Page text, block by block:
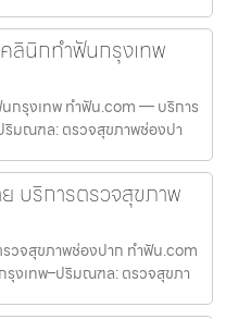
นิกทำฟันกรุงเทพ
รุงเทพ ทำฟัน.com — บริการ
มณฑล: ตรวจสุขภาพช่องปา
บริการตรวจสุขภาพ
วจสุขภาพช่องปาก ทำฟัน.com
งเทพ–ปริมณฑล: ตรวจสุขภา